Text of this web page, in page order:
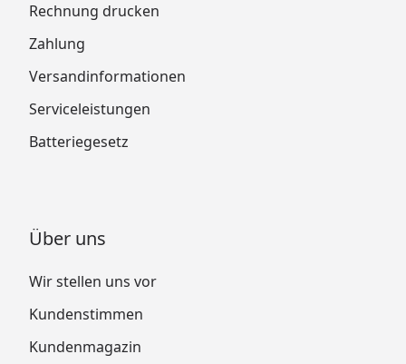
Rechnung drucken
Zahlung
Versandinformationen
Serviceleistungen
Batteriegesetz
Über uns
Wir stellen uns vor
Kundenstimmen
Kundenmagazin